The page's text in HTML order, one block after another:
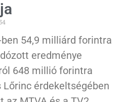
54,9 milliárd forintra
eredménye
648 millió forintra
érdekeltségében